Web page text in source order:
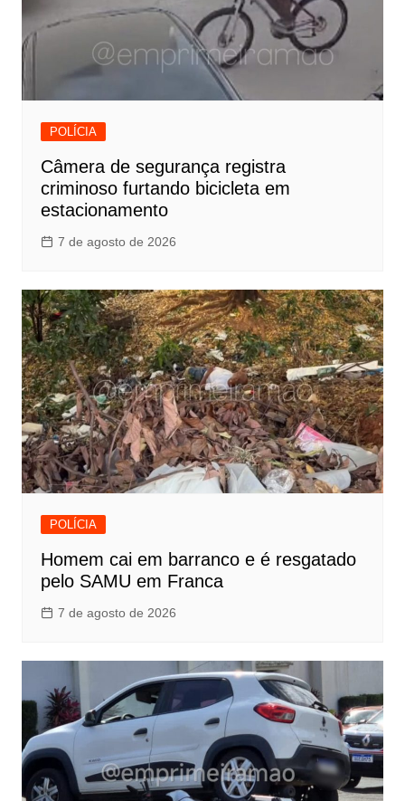
POLÍCIA
Câmera de segurança registra
criminoso furtando bicicleta em
estacionamento
7 de agosto de 2026
POLÍCIA
Homem cai em barranco e é resgatado
pelo SAMU em Franca
7 de agosto de 2026